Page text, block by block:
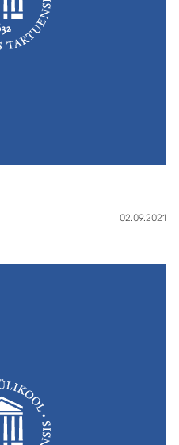
02.09.2021